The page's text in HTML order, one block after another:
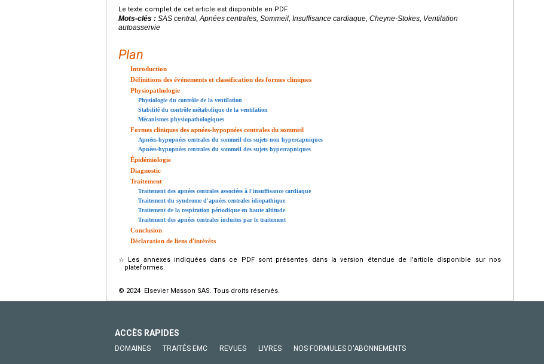
Le texte complet de cet article est disponible en PDF.
Mots-clés : SAS central, Apnées centrales, Sommeil, Insuffisance cardiaque, Cheyne-Stokes, Ventilation
autoasservie
Plan
Introduction
Définitions des événements et classification des formes cliniques
Physiopathologie
Physiologie du contrôle de la ventilation
Stabilité du contrôle métabolique de la ventilation
Mécanismes physiopathologiques
Formes cliniques des apnées-hypopnées centrales du sommeil
Apnées-hypopnées centrales du sommeil des sujets non hypercapniques
Apnées-hypopnées centrales du sommeil des sujets hypercapniques
Épidémiologie
Diagnostic
Traitement
Traitement des apnées centrales associées à l'insuffisance cardiaque
Traitement du syndrome d'apnées centrales idiopathique
Traitement de la respiration périodique en haute altitude
Traitement des apnées centrales induites par le traitement
Conclusion
Déclaration de liens d'intérêts
☆
Les annexes indiquées dans ce PDF sont présentes dans la version étendue de l'article disponible sur nos
plateformes.
© 2024 Elsevier Masson SAS. Tous droits réservés.
ACCÈS RAPIDES
DOMAINES TRAITÉS EMC REVUES LIVRES NOS FORMULES D'ABONNEMENTS